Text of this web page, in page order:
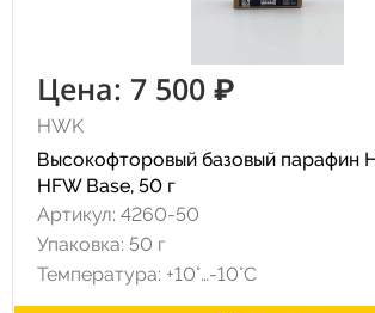
Цена: 7 500 ₽
HWK
Высокофторовый базовый парафин
HFW Base, 50 г
Артикул: 4260-50
Упаковка: 50 г
Температура: +10°…-10°C